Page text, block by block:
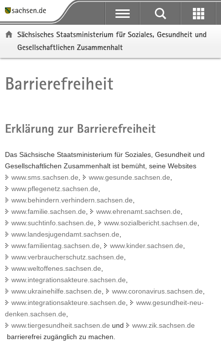
t
l
b
r
i
f
e
n
d
e
N
a
v
g
a
o
n
t
l
a
a
i
o
n
p
i
h
t
r
B
i
h
Sächsisches Staatsministerium für Soziales, Gesundheit und
Gesellschaftlichen Zusammenhalt
Hauptinhalt
Barrierefreiheit
Erklärung zur Barrierefreiheit
Das Sächsische Staatsministerium für Soziales, Gesundheit und
Gesellschaftlichen Zusammenhalt ist bemüht, seine Websites
www.sms.sachsen.de
www.gesunde.sachsen.de
www.pflegenetz.sachsen.de
www.behindern.verhindern.sachsen.de
www.familie.sachsen.de
www.ehrenamt.sachsen.de
www.suchtinfo.sachsen.de
www.sozialbericht.sachsen.de
www.landesjugendamt.sachsen.de
www.familientag.sachsen.de
www.kinder.sachsen.de
www.verbraucherschutz.sachsen.de
www.weltoffenes.sachsen.de
www.integrationsakteure.sachsen.de
www.ukrainehilfe.sachsen.de
www.coronavirus.sachsen.de
www.integrationsakteure.sachsen.de
www.gesundheit-neu-
denken.sachsen.de
www.tiergesundheit.sachsen.de und
www.zik.sachsen.de
barrierefrei zugänglich zu machen.